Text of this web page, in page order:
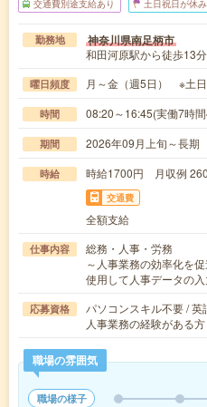
交通費別途支給あり 土日祝日が休み
勤務地 神奈川県南足柄市
和田河原駅から徒歩13
曜日頻度 月～金（週5日） ※土
時間 08:20～16:45(実働7時
期間 2026年09月上旬～長期
時給 時給1700円 月収例
交通費
全額支給
仕事内容
総務・人事・労務
～人事業務の効率化を
使用して人事データの
応募資格
パソコンスキル不要 / 英
人事業務の経験がある方
職場の雰囲気
職場の様子